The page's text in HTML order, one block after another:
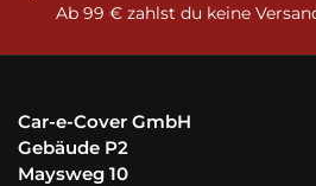
Ab 99 € zahlst du keine
Car-e-Cover GmbH
Gebäude P2
Maysweg 10